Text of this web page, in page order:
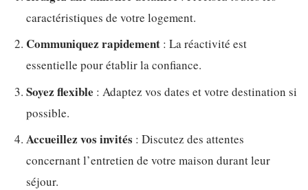
caractéristiques de votre logement.
Communiquez rapidement : La réactivité est
essentielle pour établir la confiance.
Soyez flexible : Adaptez vos dates et votre destination si
possible.
Accueillez vos invités : Discutez des attentes
concernant l’entretien de votre maison durant leur
séjour.